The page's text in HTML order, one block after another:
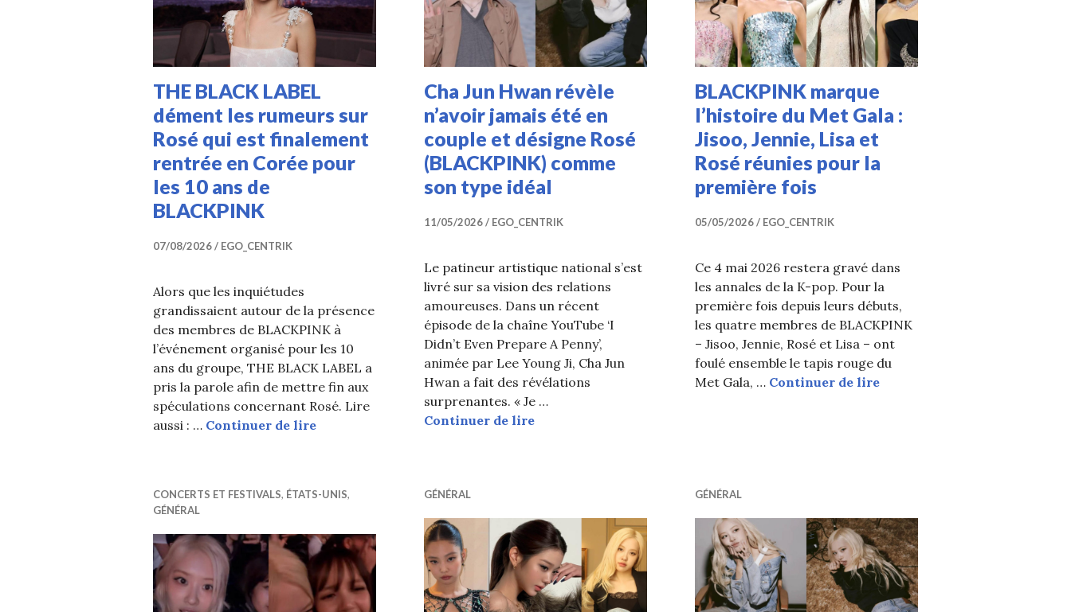
THE BLACK LABEL
dément les rumeurs sur
Rosé qui est finalement
rentrée en Corée pour
les 10 ans de
BLACKPINK
07/08/2026 EGO_CENTRIK
Alors que les inquiétudes
grandissaient autour de la présence
des membres de BLACKPINK à
l’événement organisé pour les 10
ans du groupe, THE BLACK LABEL a
pris la parole afin de mettre fin aux
spéculations concernant Rosé. Lire
aussi : … Continuer de lireTHE BLACK LABEL dément les rumeurs sur Rosé qui est finalement rentrée en Corée pour les 10 ans de BLACKPINK
Cha Jun Hwan révèle
n’avoir jamais été en
couple et désigne Rosé
(BLACKPINK) comme
son type idéal
11/05/2026 EGO_CENTRIK
Le patineur artistique national s’est
livré sur sa vision des relations
amoureuses. Dans un récent
épisode de la chaîne YouTube ‘I
Didn’t Even Prepare A Penny’,
animée par Lee Young Ji, Cha Jun
Hwan a fait des révélations
surprenantes. « Je …
Continuer de lireCha Jun Hwan révèle n’avoir jamais été en couple et désigne Rosé (BLACKPINK)
BLACKPINK marque
l’histoire du Met Gala :
Jisoo, Jennie, Lisa et
Rosé réunies pour la
première fois
05/05/2026 EGO_CENTRIK
Ce 4 mai 2026 restera gravé dans
les annales de la K-pop. Pour la
première fois depuis leurs débuts,
les quatre membres de BLACKPINK
– Jisoo, Jennie, Rosé et Lisa – ont
foulé ensemble le tapis rouge du
Met Gala, … Continuer de lireBLACKPINK marque
CONCERTS ET FESTIVALS, ÉTATS-UNIS,
GÉNÉRAL
GÉNÉRAL GÉNÉRAL